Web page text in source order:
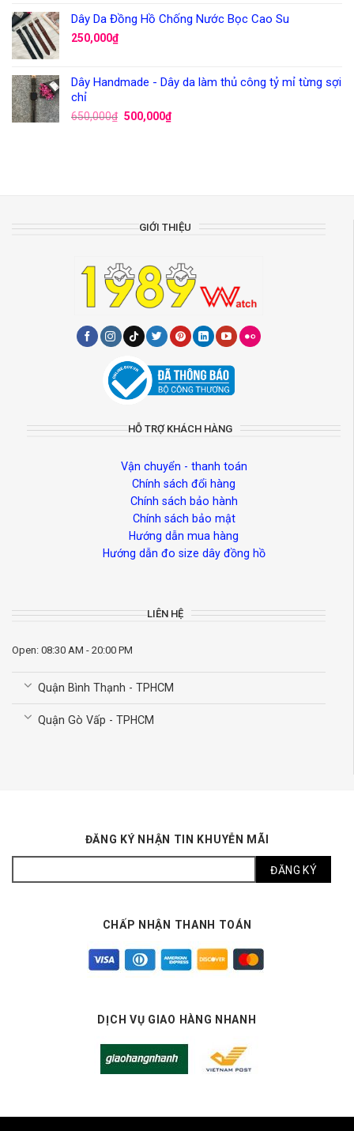
Dây Da Đồng Hồ Chống Nước Bọc Cao Su
250,000₫
Dây Handmade - Dây da làm thủ công tỷ mỉ từng sợi
chỉ
650,000₫ 500,000₫
GIỚI THIỆU
HỖ TRỢ KHÁCH HÀNG
Vận chuyển - thanh toán
Chính sách đổi hàng
Chính sách bảo hành
Chính sách bảo mật
Hướng dẫn mua hàng
Hướng dẫn đo size dây đồng hồ
LIÊN HỆ
Open: 08:30 AM - 20:00 PM
Quận Bình Thạnh - TPHCM
Quận Gò Vấp - TPHCM
ĐĂNG KÝ NHẬN TIN KHUYỄN MÃI
CHẤP NHẬN THANH TOÁN
DỊCH VỤ GIAO HÀNG NHANH